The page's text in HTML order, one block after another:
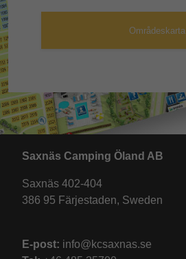
Områdeskarta
Saxnäs Camping Öland AB
Saxnäs 402-404
386 95 Färjestaden, Sweden
E-post: info@kcsaxnas.se